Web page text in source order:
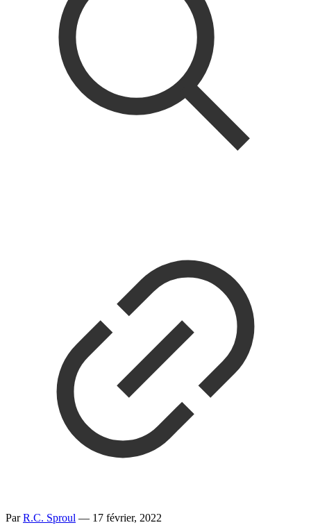
ParR.C. Sproul — 17 février, 2022